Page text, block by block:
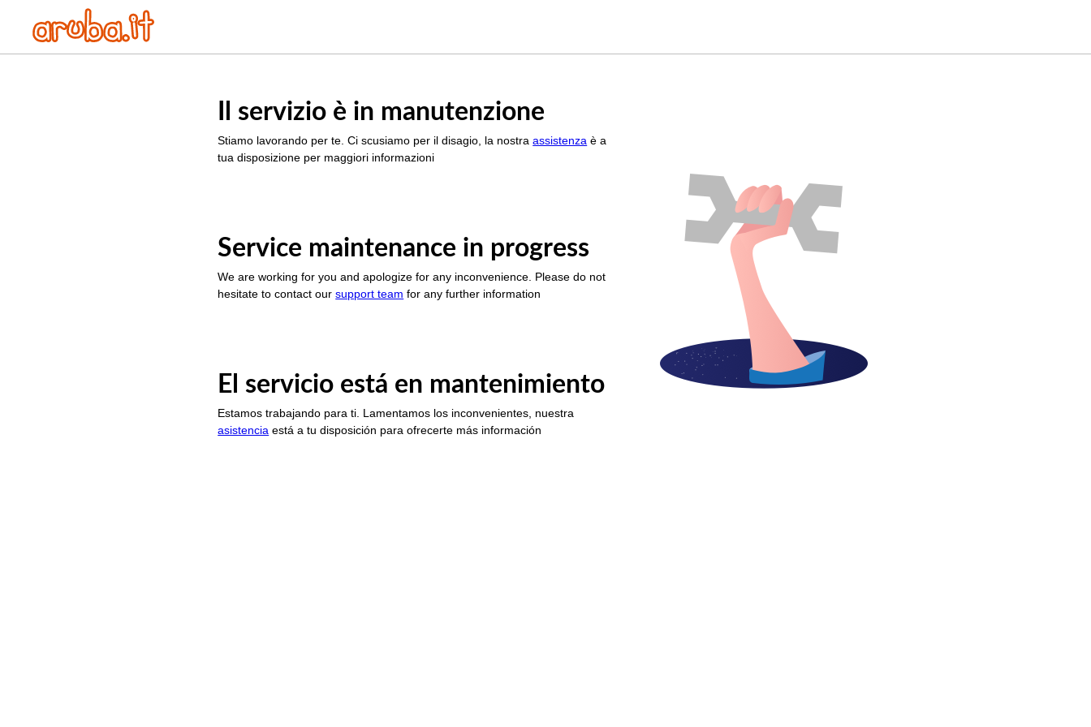
Il servizio è in manutenzione
Stiamo lavorando per te. Ci scusiamo per il disagio, la nostraassistenza è a
tua disposizione per maggiori informazioni
Service maintenance in progress
We are working for you and apologize for any inconvenience. Please do not
hesitate to contact oursupport team for any further information
El servicio está en mantenimiento
Estamos trabajando para ti. Lamentamos los inconvenientes, nuestra
asistencia está a tu disposición para ofrecerte más información